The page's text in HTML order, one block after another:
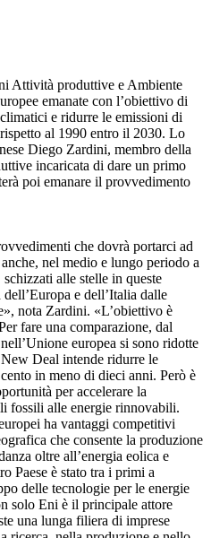
Attività produttive e Ambiente
emanate con l’obiettivo di
e ridurre le emissioni di
al 1990 entro il 2030. Lo
Diego Zardini, membro della
incaricata di dare un primo
poi emanare il provvedimento
che dovrà portarci ad
nel medio e lungo periodo a
alle stelle in queste
e dell’Italia dalle
nota Zardini. «L’obiettivo è
fare una comparazione, dal
europea si sono ridotte
Deal intende ridurre le
in meno di dieci anni. Però è
per accelerare la
fossili alle energie rinnovabili.
ha vantaggi competitivi
che consente la produzione
oltre all’energia eolica e
Paese è stato tra i primi a
delle tecnologie per le energie
solo Eni è il principale attore
una lunga filiera di imprese